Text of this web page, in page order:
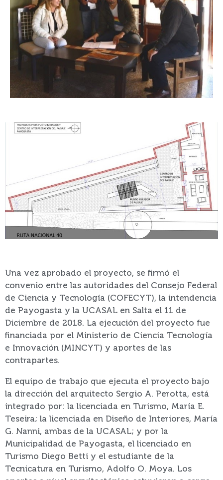
Una vez aprobado el proyecto, se firmó el
convenio entre las autoridades del Consejo Federal
de Ciencia y Tecnología (COFECYT), la intendencia
de Payogasta y la UCASAL en Salta el 11 de
Diciembre de 2018. La ejecución del proyecto fue
financiada por el Ministerio de Ciencia Tecnología
e Innovación (MINCYT) y aportes de las
contrapartes.
El equipo de trabajo que ejecuta el proyecto bajo
la dirección del arquitecto Sergio A. Perotta, está
integrado por: la licenciada en Turismo, María E.
Teseira; la licenciada en Diseño de Interiores, María
G. Nanni, ambas de la UCASAL; y por la
Municipalidad de Payogasta, el licenciado en
Turismo Diego Betti y el estudiante de la
Tecnicatura en Turismo, Adolfo O. Moya. Los